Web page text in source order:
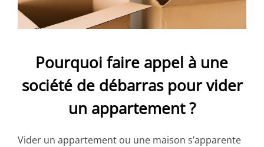
Pourquoi faire appel à une
société de débarras pour vider
un appartement ?
Vider un appartement ou une maison s’apparente